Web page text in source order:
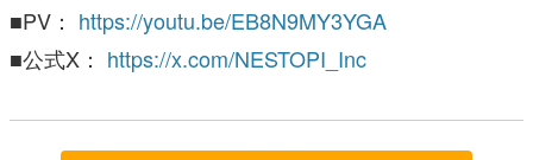
■PV： https://youtu.be/EB8N9MY3YGA
■公式X： https://x.com/NESTOPI_Inc